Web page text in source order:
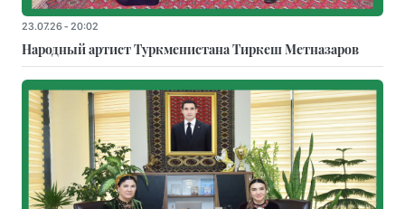
23.07.26 - 20:02
Народный артист Туркменистана Тиркеш Мeтназаров